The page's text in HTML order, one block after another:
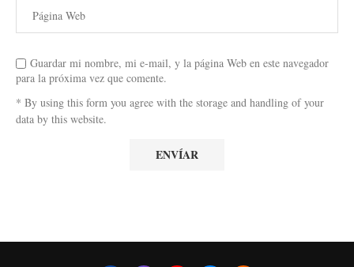
Guardar mi nombre, mi e-mail, y la página Web en este navegador
para la próxima vez que comente.
* By using this form you agree with the storage and handling of your
data by this website.